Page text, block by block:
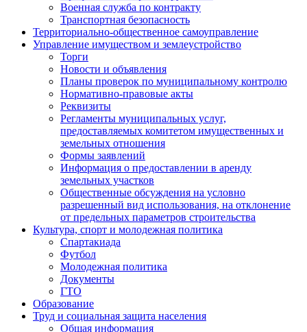
Военная служба по контракту
Транспортная безопасность
Территориально-общественное самоуправление
Управление имуществом и землеустройство
Торги
Новости и объявления
Планы проверок по муниципальному контролю
Нормативно-правовые акты
Реквизиты
Регламенты муниципальных услуг,
предоставляемых комитетом имущественных и
земельных отношения
Формы заявлений
Информация о предоставлении в аренду
земельных участков
Общественные обсуждения на условно
разрешенный вид использования, на отклонение
от предельных параметров строительства
Культура, спорт и молодежная политика
Спартакиада
Футбол
Молодежная политика
Документы
ГТО
Образование
Труд и социальная защита населения
Общая информация